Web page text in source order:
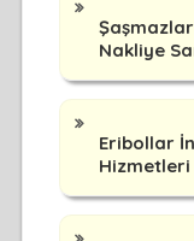
Nakliye
Eribollar
Hizmetleri